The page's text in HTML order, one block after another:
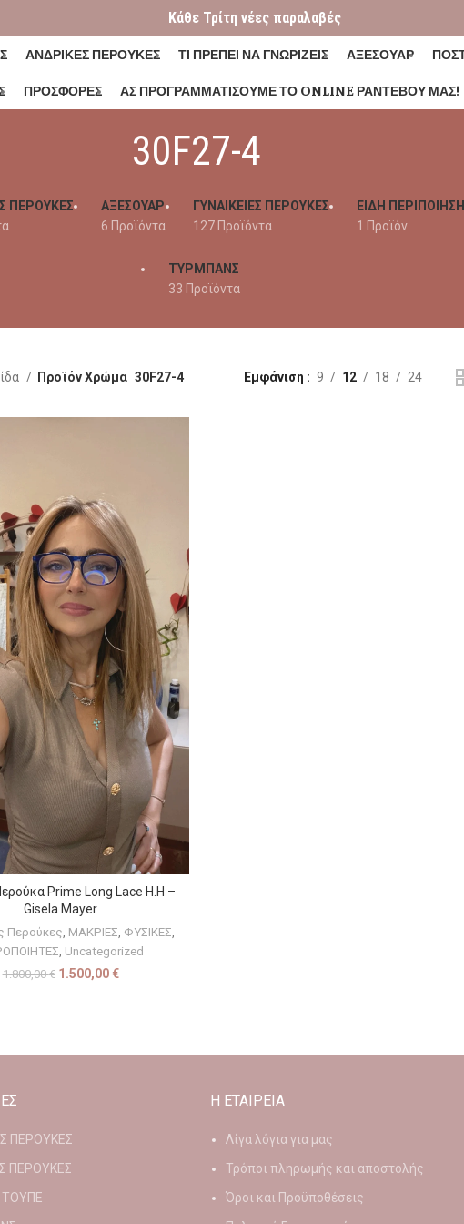
Κάθε Τρίτη νέες παραλαβές
ΑΝΔΡΙΚΕΣ ΠΕΡΟΥΚΕΣ ΤΙ ΠΡΕΠΕΙ ΝΑ ΓΝΩΡΙΖΕΙΣ ΑΞΕΣΟΥΑΡ
ΠΡΟΣΦΟΡΕΣ ΑΣ ΠΡΟΓΡΑΜΜΑΤΊΣΟΥΜΕ ΤΟ ONLINE ΡΑΝΤΕΒΟΎ ΜΑΣ!
30F27-4
ΠΕΡΟΥΚΕΣ
ΑΞΕΣΟΥΑΡ
6 Προϊόντα
ΓΥΝΑΙΚΕΊΕΣ ΠΕΡΟΎΚΕΣ
127 Προϊόντα
ΕΙΔΗ
1 Προϊόν
ΤΥΡΜΠΑΝΣ
33 Προϊόντα
Προϊόν Χρώμα 30F27-4 Εμφάνιση 9 12 18 24
ΕΠΙΛΟΓΉ
Prime Long Lace H.H –
Gisela Mayer
Περούκες ΜΑΚΡΙΕΣ ΦΥΣΙΚΕΣ
Uncategorized
1.800,00€ 1.500,00 €
ΠΕΡΟΥΚΕΣ
ΠΕΡΟΥΚΕΣ
ΤΟΥΠΕ
Η ΕΤΑΙΡΕΙΑ
Λίγα λόγια για μας
Τρόποι πληρωμής και αποστολής
Όροι και Προϋποθέσεις